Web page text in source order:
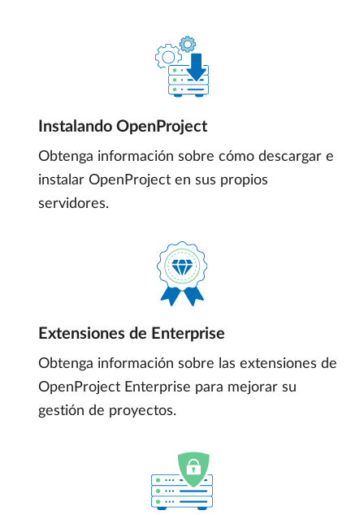
Instalando OpenProject
Obtenga información sobre cómo descargar e
instalar OpenProject en sus propios
servidores.
Extensiones de Enterprise
Obtenga información sobre las extensiones de
OpenProject Enterprise para mejorar su
gestión de proyectos.